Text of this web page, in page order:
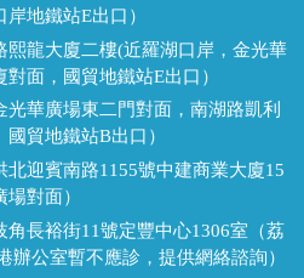
地鐵站E出口）
熙龍大廈二樓(近羅湖口岸，金光華
面，國貿地鐵站E出口）
光華廣場東二門對面，南湖路凱利
貿地鐵站B出口）
北迎賓南路1155號中建商業大廈15
對面）
角長裕街11號定豐中心1306室（荔
公室暫不應診，提供網絡諮詢）